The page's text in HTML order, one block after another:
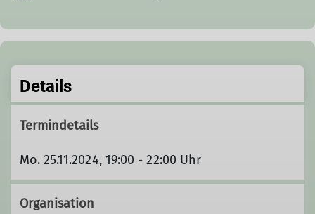
Details
Termindetails
Mo. 25.11.2024, 19:00 - 22:00 Uhr
Organisation